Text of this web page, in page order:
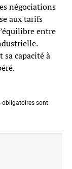
négociations
aux tarifs
entre
capacité à
obligatoires sont